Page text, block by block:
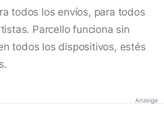
todos los envíos, para todos
Parcello funciona sin
todos los dispositivos, estés
Anzeige